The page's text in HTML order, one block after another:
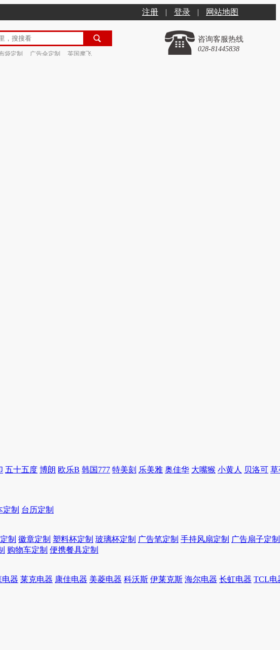
注册 | 登录 | 网站地图
袋定制 广告伞定制 英国摩飞
咨询客服热线
028-81445838
五十五度 博朗 欧乐B 韩国777 特美刻 乐美雅 奥佳华 大嘴猴 小黄人 贝洛可 草
定制 台历定制
制 徽章定制 塑料杯定制 玻璃杯定制 广告笔定制 手持风扇定制 广告扇子定制
购物车定制 便携餐具定制
电器 莱克电器 康佳电器 美菱电器 科沃斯 伊莱克斯 海尔电器 长虹电器 TCL电